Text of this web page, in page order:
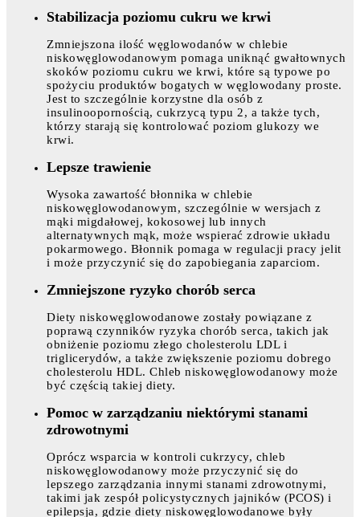
Stabilizacja poziomu cukru we krwi
Zmniejszona ilość węglowodanów w chlebie
niskowęglowodanowym pomaga uniknąć gwałtownych
skoków poziomu cukru we krwi, które są typowe po
spożyciu produktów bogatych w węglowodany proste.
Jest to szczególnie korzystne dla osób z
insulinoopornością, cukrzycą typu 2, a także tych,
którzy starają się kontrolować poziom glukozy we
krwi.
Lepsze trawienie
Wysoka zawartość błonnika w chlebie
niskowęglowodanowym, szczególnie w wersjach z
mąki migdałowej, kokosowej lub innych
alternatywnych mąk, może wspierać zdrowie układu
pokarmowego. Błonnik pomaga w regulacji pracy jelit
i może przyczynić się do zapobiegania zaparciom.
Zmniejszone ryzyko chorób serca
Diety niskowęglowodanowe zostały powiązane z
poprawą czynników ryzyka chorób serca, takich jak
obniżenie poziomu złego cholesterolu LDL i
triglicerydów, a także zwiększenie poziomu dobrego
cholesterolu HDL. Chleb niskowęglowodanowy może
być częścią takiej diety.
Pomoc w zarządzaniu niektórymi stanami
zdrowotnymi
Oprócz wsparcia w kontroli cukrzycy, chleb
niskowęglowodanowy może przyczynić się do
lepszego zarządzania innymi stanami zdrowotnymi,
takimi jak zespół policystycznych jajników (PCOS) i
epilepsja, gdzie diety niskowęglowodanowe były